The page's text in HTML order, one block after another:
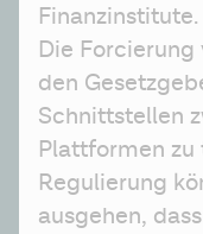
Die
den
Schnittstellen
Plattformen zu
Regulierung
ausgehen,